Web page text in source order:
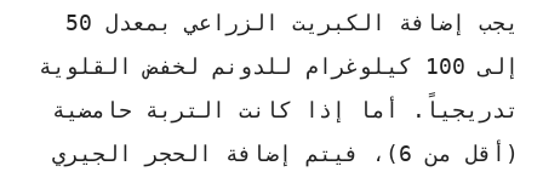
يجب إضافة
الكبريت الزراعي
بمعدل 50
إلى 100 كيلوغرام للدونم لخفض القلوية
تدريجياً. أما إذا كانت التربة حامضية
(أقل من 6)، فيتم إضافة
الحجر الجيري